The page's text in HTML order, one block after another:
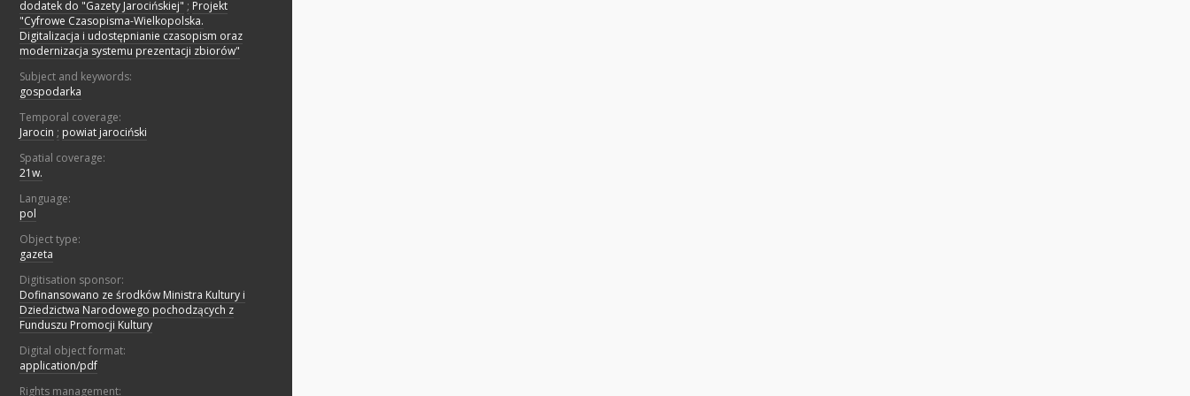
dodatek do "Gazety Jarocińskiej" ; Projekt
"Cyfrowe Czasopisma-Wielkopolska.
Digitalizacja i udostępnianie czasopism oraz
modernizacja systemu prezentacji zbiorów"
Subject and keywords:
gospodarka
Temporal coverage:
Jarocin ; powiat jarociński
Spatial coverage:
21w.
Language:
pol
Object type:
gazeta
Digitisation sponsor:
Dofinansowano ze środków Ministra Kultury i
Dziedzictwa Narodowego pochodzących z
Funduszu Promocji Kultury
Digital object format:
application/pdf
Rights management: